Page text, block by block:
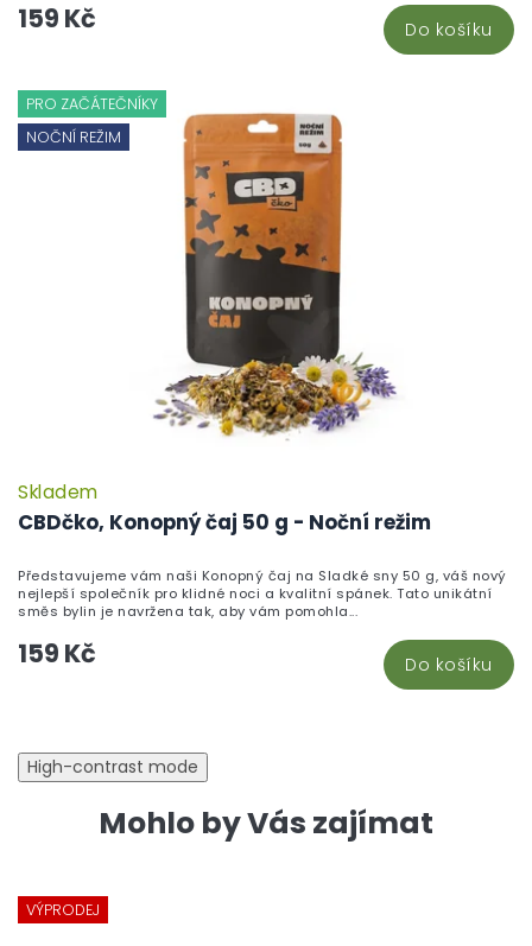
159 Kč Do košíku
PRO ZAČÁTEČNÍKY
NOČNÍ REŽIM
CBDčko, Konopný čaj 50 g - Noční režim
Skladem
159 Kč Do košíku
Představujeme vám naši Konopný čaj na Sladké sny 50 g, váš nový
nejlepší společník pro klidné noci a kvalitní spánek. Tato unikátní
směs bylin je navržena tak, aby vám pomohla...
High-contrast mode
Mohlo by Vás zajímat
VÝPRODEJ